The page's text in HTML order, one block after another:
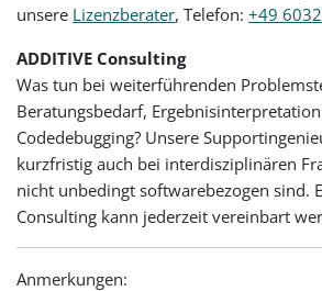
unsere Lizenzberater, Telefon:+49
ADDITIVE Consulting
Was tun bei weiterführenden
Beratungsbedarf,
Codedebugging? Unsere
kurzfristig auch bei interdisziplinären
nicht unbedingt softwarebezogen sind.
Consulting kann jederzeit vereinbart
Anmerkungen: